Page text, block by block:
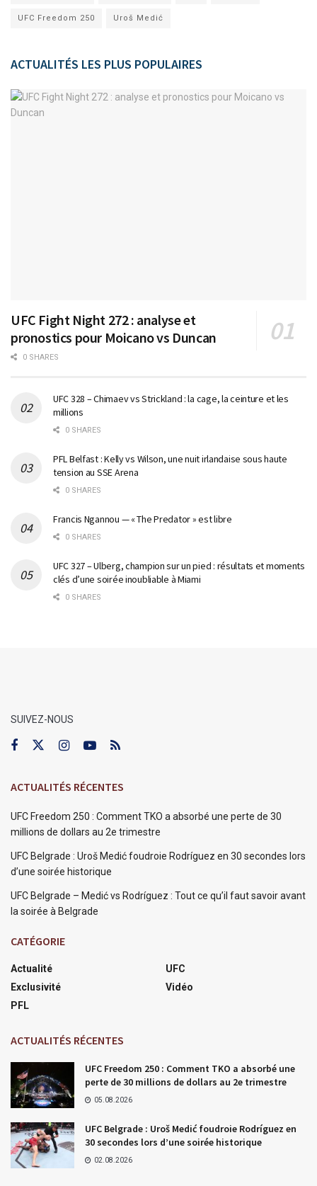
UFC Freedom 250 Uroš Medić
ACTUALITÉS LES PLUS POPULAIRES
UFC Fight Night 272 : analyse et
pronostics pour Moicano vs Duncan
0 SHARES
UFC 328 – Chimaev vs Strickland : la cage, la ceinture et les
millions
0 SHARES
PFL Belfast : Kelly vs Wilson, une nuit irlandaise sous haute
tension au SSE Arena
0 SHARES
Francis Ngannou — « The Predator » est libre
0 SHARES
UFC 327 – Ulberg, champion sur un pied : résultats et moments
clés d’une soirée inoubliable à Miami
0 SHARES
SUIVEZ-NOUS
ACTUALITÉS RÉCENTES
UFC Freedom 250 : Comment TKO a absorbé une perte de 30
millions de dollars au 2e trimestre
UFC Belgrade : Uroš Medić foudroie Rodríguez en 30 secondes lors
d’une soirée historique
UFC Belgrade – Medić vs Rodríguez : Tout ce qu’il faut savoir avant
la soirée à Belgrade
CATÉGORIE
Actualité
Exclusivité
PFL
UFC
Vidéo
ACTUALITÉS RÉCENTES
UFC Freedom 250 : Comment TKO a absorbé une
perte de 30 millions de dollars au 2e trimestre
05.08.2026
UFC Belgrade : Uroš Medić foudroie Rodríguez en
30 secondes lors d’une soirée historique
02.08.2026